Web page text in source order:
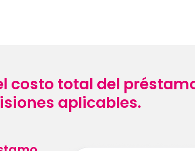
costo total del
aplicables.